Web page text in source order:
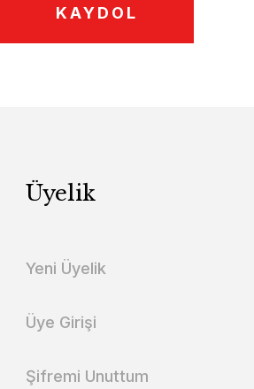
KAYDOL
Üyelik
Yeni Üyelik
Üye Girişi
Şifremi Unuttum